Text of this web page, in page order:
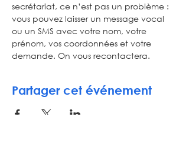
secrétariat, ce n’est pas un problème :
vous pouvez laisser un message vocal
ou un SMS avec votre nom, votre
prénom, vos coordonnées et votre
demande. On vous recontactera.
Partager cet événement